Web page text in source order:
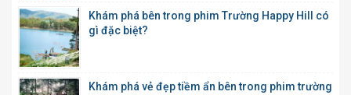
Khám phá bên trong phim Trường Happy Hill có
gì đặc biệt?
Khám phá vẻ đẹp tiềm ẩn bên trong phim trường